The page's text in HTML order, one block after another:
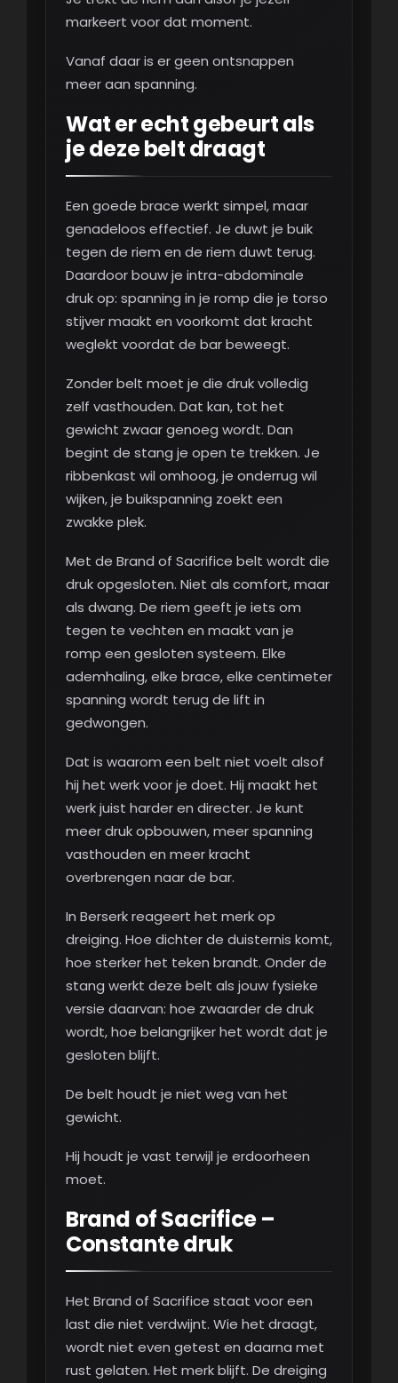
markeert voor dat moment.
Vanaf daar is er geen ontsnappen
meer aan spanning.
Wat er echt gebeurt als
je deze belt draagt
Een goede brace werkt simpel, maar
genadeloos effectief. Je duwt je buik
tegen de riem en de riem duwt terug.
Daardoor bouw je intra-abdominale
druk op: spanning in je romp die je torso
stijver maakt en voorkomt dat kracht
weglekt voordat de bar beweegt.
Zonder belt moet je die druk volledig
zelf vasthouden. Dat kan, tot het
gewicht zwaar genoeg wordt. Dan
begint de stang je open te trekken. Je
ribbenkast wil omhoog, je onderrug wil
wijken, je buikspanning zoekt een
zwakke plek.
Met de Brand of Sacrifice belt wordt die
druk opgesloten. Niet als comfort, maar
als dwang. De riem geeft je iets om
tegen te vechten en maakt van je
romp een gesloten systeem. Elke
ademhaling, elke brace, elke centimeter
spanning wordt terug de lift in
gedwongen.
Dat is waarom een belt niet voelt alsof
hij het werk voor je doet. Hij maakt het
werk juist harder en directer. Je kunt
meer druk opbouwen, meer spanning
vasthouden en meer kracht
overbrengen naar de bar.
In Berserk reageert het merk op
dreiging. Hoe dichter de duisternis komt,
hoe sterker het teken brandt. Onder de
stang werkt deze belt als jouw fysieke
versie daarvan: hoe zwaarder de druk
wordt, hoe belangrijker het wordt dat je
gesloten blijft.
De belt houdt je niet weg van het
gewicht.
Hij houdt je vast terwijl je erdoorheen
moet.
Brand of Sacrifice –
Constante druk
Het Brand of Sacrifice staat voor een
last die niet verdwijnt. Wie het draagt,
wordt niet even getest en daarna met
rust gelaten. Het merk blijft. De dreiging